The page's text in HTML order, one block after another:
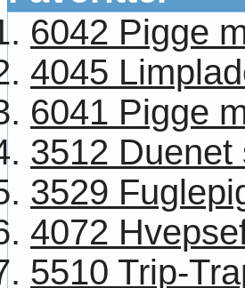
6042 Pigge
4045
6041 Pigge
3512 Duenet
3529
4072
5510 Trip-